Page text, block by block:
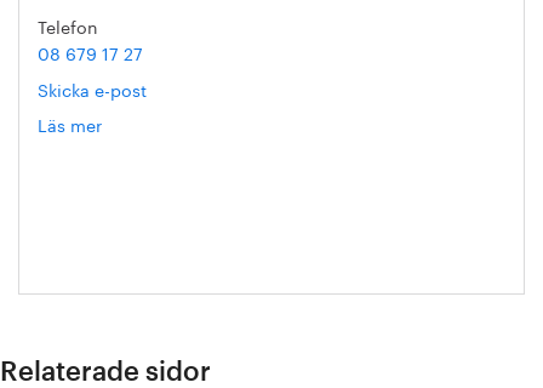
Telefon
08 679 17 27
Skicka e-post
Läs mer
Relaterade sidor